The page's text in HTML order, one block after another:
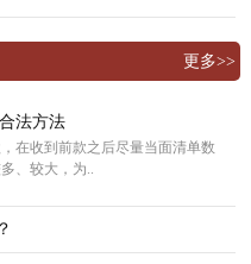
更多>>
法方法
在收到前款之后尽量当面清单数
、较大，为..